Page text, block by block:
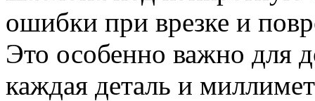
ошибки при врезке и
Это особенно важно для
каждая деталь и